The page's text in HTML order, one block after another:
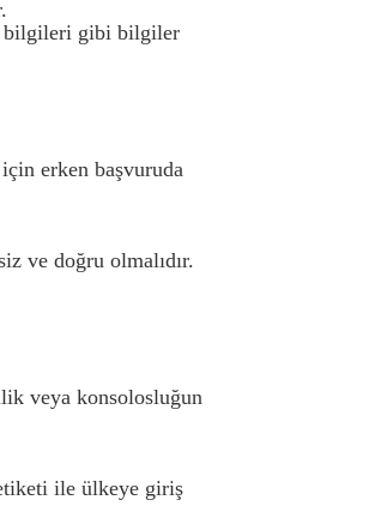
bilgileri gibi bilgiler
erken başvuruda
ve doğru olmalıdır.
veya konsolosluğun
ile ülkeye giriş